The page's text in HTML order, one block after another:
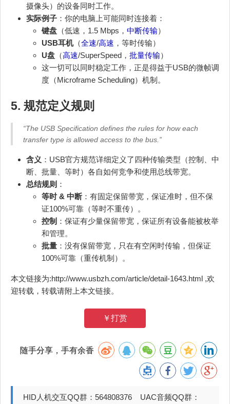
摄像头）的设备同时工作。
实际例子 ：你的电脑上可能同时连接着：
键盘 （低速，1.5 Mbps， 中断传输）
USB耳机（全速/高速 ，等时传输）
U盘 （高速/SuperSpeed， 批量传输）
这一切可以同时稳定工作，正是得益于USB的微帧调
度（Microframe Scheduling）机制。
5. 规范定义规则
“The USB Specification defines the rules for how each
transfer type is allowed access to the bus.”
含义 ：USB官方规范详细定义了四种传输类型（控制、中
断、批量、等时）各自如何竞争和使用总线带宽。
总结规则 ：
等时 & 中断：有固定保留带宽，保证准时，但不保
证100%可靠（等时不重传）。
控制 ：保证有少量保留带宽，保证所有设备能被枚举
和管理。
批量 ：没有保留带宽，只在有空闲时传输，但保证
100%可靠（重传机制）。
本文链接为:http://www.usbzh.com/article/detail-1643.html ,欢
迎转载，转载请附上本文链接。
￥打赏
随手分享，手有余香
HID人机交互QQ群：564808376 UAC音频QQ群：